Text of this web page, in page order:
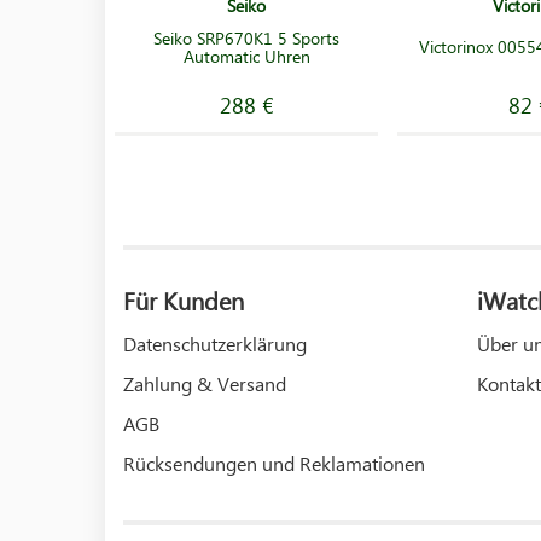
Seiko
Seiko SRP670K1 5 Sports
Automatic Uhren
288 €
Victorinox
82
Für Kunden
Datenschutzerklärung
Zahlung & Versand
AGB
Rücksendungen und Reklamationen
Über
Kontakt